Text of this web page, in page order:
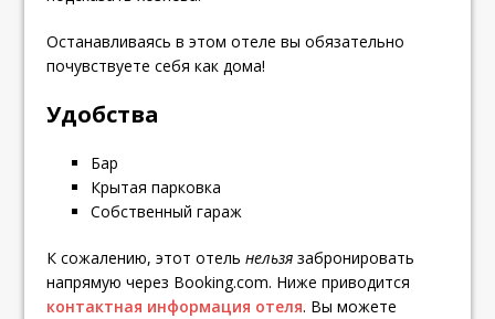
Останавливаясь в этом отеле вы обязательно
почувствуете себя как дома!
Удобства
Бар
Крытая парковка
Собственный гараж
К сожалению, этот отельнельзя забронировать
напрямую через Booking.com. Ниже приводится
контактная информация отеля. Вы можете